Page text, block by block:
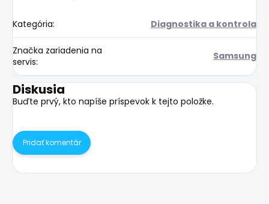
Kategória: Diagnostika a kontrola
Značka zariadenia na
servis: Samsung
Diskusia
Buďte prvý, kto napíše príspevok k tejto položke.
Pridať komentár